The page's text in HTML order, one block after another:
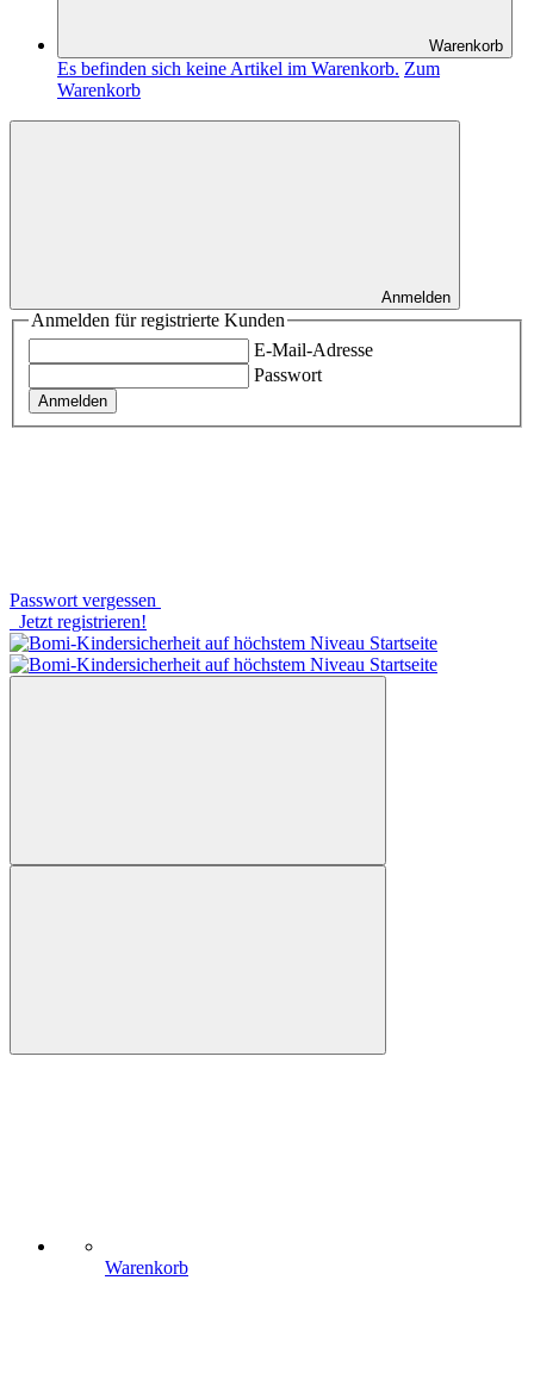
Warenkorb
Es befinden sich keine Artikel im Warenkorb. Zum
Warenkorb
Anmelden
Anmelden für registrierte Kunden
E-Mail-Adresse
Passwort
Anmelden
Passwort vergessen
Jetzt registrieren!
Warenkorb